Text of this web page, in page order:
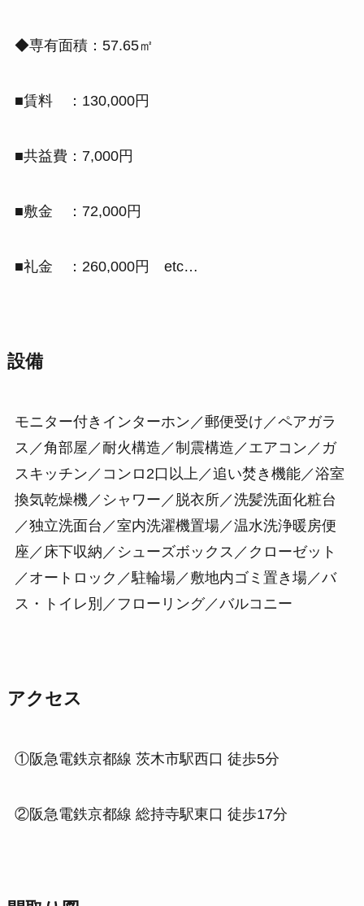
◆専有面積：57.65㎡
■賃料 ：130,000円
■共益費：7,000円
■敷金 ：72,000円
■礼金 ：260,000円 etc…
設備
モニター付きインターホン／郵便受け／ペアガラ
ス／角部屋／耐火構造／制震構造／エアコン／ガ
スキッチン／コンロ2口以上／追い焚き機能／浴室
換気乾燥機／シャワー／脱衣所／洗髪洗面化粧台
／独立洗面台／室内洗濯機置場／温水洗浄暖房便
座／床下収納／シューズボックス／クローゼット
／オートロック／駐輪場／敷地内ゴミ置き場／バ
ス・トイレ別／フローリング／バルコニー
アクセス
①阪急電鉄京都線 茨木市駅西口 徒歩5分
②阪急電鉄京都線 総持寺駅東口 徒歩17分